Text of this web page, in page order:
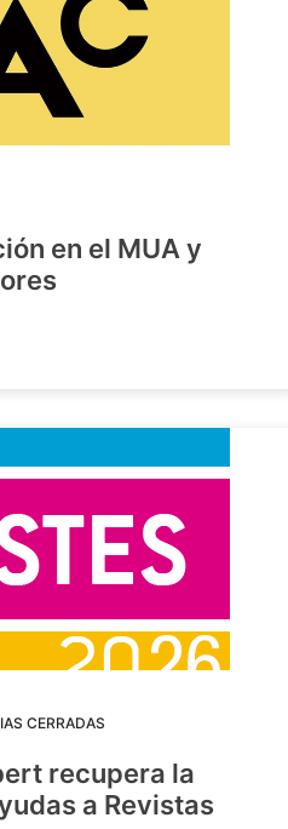
en el MUA y
CERRADAS
recupera la
a Revistas